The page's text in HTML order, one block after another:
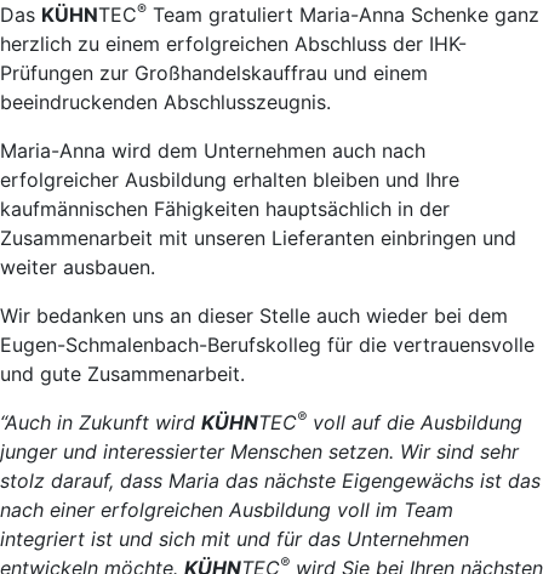
Das KÜHNTEC® Team gratuliert Maria-Anna Schenke ganz
herzlich zu einem erfolgreichen Abschluss der IHK-
Prüfungen zur Großhandelskauffrau und einem
beeindruckenden Abschlusszeugnis.
Maria-Anna wird dem Unternehmen auch nach
erfolgreicher Ausbildung erhalten bleiben und Ihre
kaufmännischen Fähigkeiten hauptsächlich in der
Zusammenarbeit mit unseren Lieferanten einbringen und
weiter ausbauen.
Wir bedanken uns an dieser Stelle auch wieder bei dem
Eugen-Schmalenbach-Berufskolleg für die vertrauensvolle
und gute Zusammenarbeit.
“Auch in Zukunft wird KÜHNTEC® voll auf die Ausbildung
junger und interessierter Menschen setzen. Wir sind sehr
stolz darauf, dass Maria das nächste Eigengewächs ist das
nach einer erfolgreichen Ausbildung voll im Team
integriert ist und sich mit und für das Unternehmen
entwickeln möchte. KÜHNTEC® wird Sie bei Ihren nächsten